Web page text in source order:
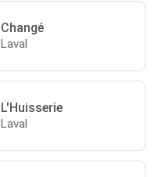
Changé
Laval
L'Huisserie
Laval